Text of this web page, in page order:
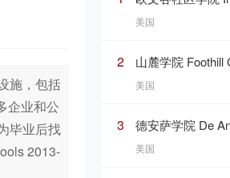
施，包括
企业和公
毕业后找
2013-
美国
2 山麓学院 Foothill
美国
3 德安萨学院 De
美国